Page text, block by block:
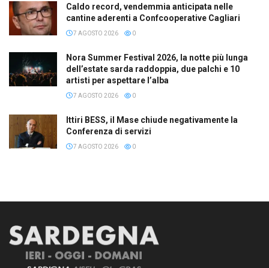
Caldo record, vendemmia anticipata nelle
cantine aderenti a Confcooperative Cagliari
7 AGOSTO 2026 0
Nora Summer Festival 2026, la notte più lunga
dell’estate sarda raddoppia, due palchi e 10
artisti per aspettare l’alba
7 AGOSTO 2026 0
Ittiri BESS, il Mase chiude negativamente la
Conferenza di servizi
7 AGOSTO 2026 0